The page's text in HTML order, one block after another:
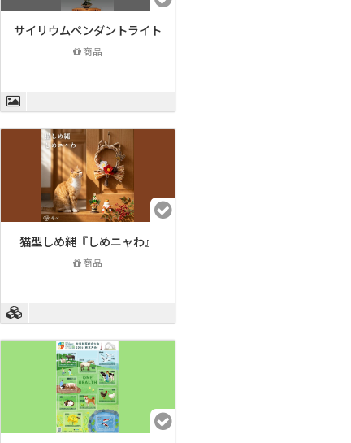
サイリウムペンダントライト
商品
猫型しめ縄『しめニャわ』
商品